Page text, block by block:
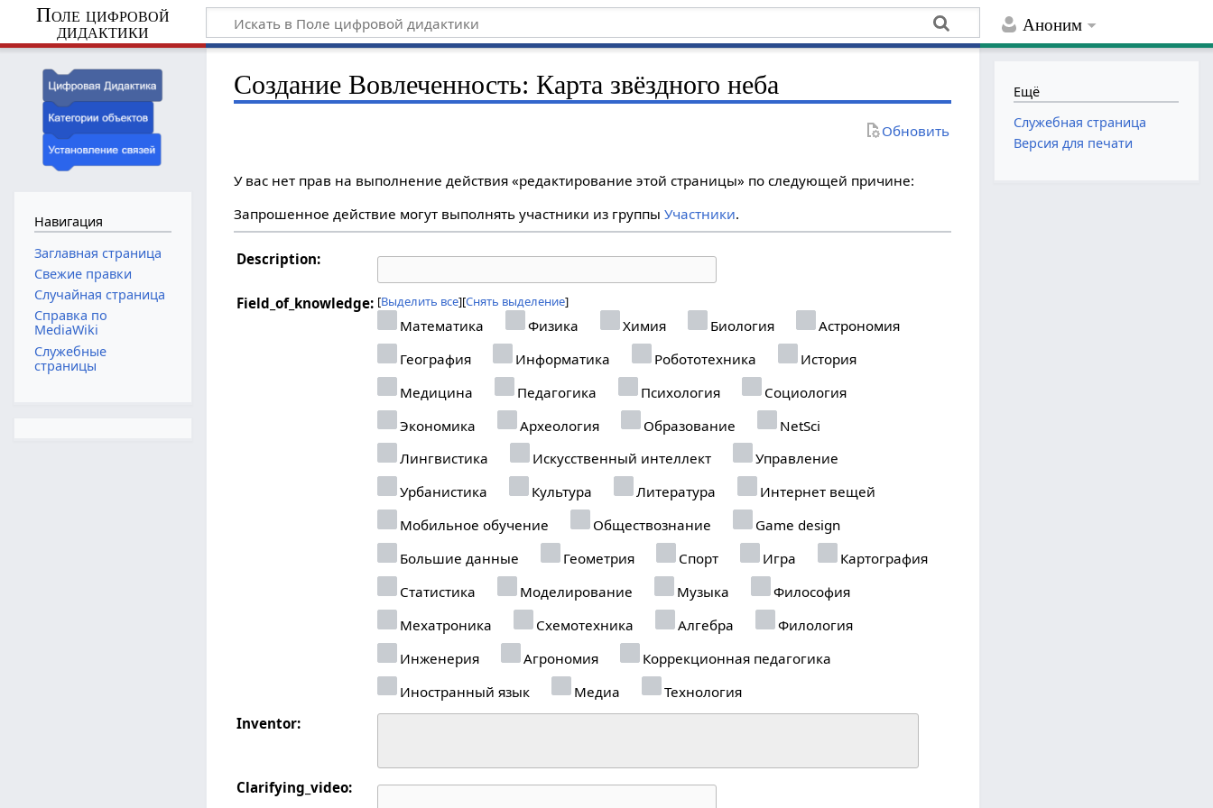
Аноним
Поле цифровой
дидактики
Создание Вовлеченность: Карта звёздного неба
Обновить
У вас нет прав на выполнение действия «редактирование этой страницы» по следующей причине:
Запрошенное действие могут выполнять участники из группыУчастники.
Description:
Field_of_knowledge: Выделить все Снять выделение
Математика Физика Химия Биология
Астрономия
География
Информатика Робототехника
История
Медицина
Педагогика Психология
Социология
Экономика
Археология Образование
NetSci
Лингвистика
Искусственный интеллект
Управление
Урбанистика
Культура Литература
Интернет вещей
Мобильное обучение
Обществознание
Game design
Большие данные
Геометрия Спорт Игра
Картография
Статистика
Моделирование Музыка
Философия
Мехатроника
Схемотехника Алгебра
Филология
Инженерия
Агрономия
Коррекционная педагогика
Иностранный язык
Медиа
Технология
Inventor:
Clarifying_video:
Навигация
Заглавная страница
Свежие правки
Случайная страница
Справка по
MediaWiki
Служебные
страницы
Ещё
Служебная страница
Версия для печати